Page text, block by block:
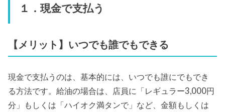
１．現金で支払う
【メリット】いつでも誰でもできる
現金で支払うのは、基本的には、いつでも誰にでもでき
る方法です。給油の場合は、店員に「レギュラー3,000円
分」もしくは「ハイオク満タンで」など、金額もしくは